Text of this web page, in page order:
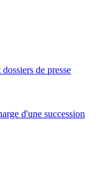
de presse
d'une succession